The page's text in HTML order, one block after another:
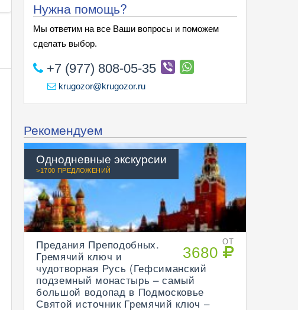
Репина в Здравнево, с посещением масштабного праздника Вишни в
Нужна помощь?
Мы ответим на все Ваши вопросы и поможем
сделать выбор.
+7 (977) 808-05-35
krugozor@krugozor.ru
Рекомендуем
Однодневные экскурсии
>1700 ПРЕДЛОЖЕНИЙ
ОТ
3680
Предания Преподобных.
Гремячий ключ и
чудотворная Русь (Гефсиманский
подземный монастырь – самый
большой водопад в Подмосковье
Святой источник Гремячий ключ –